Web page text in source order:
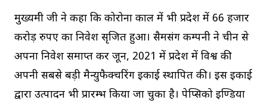
मुख्यमंत्री जी ने कहा कि कोरोना काल में भी प्रदेश में 66 हजार
करोड़ रुपए का निवेश सृजित हुआ। सैमसंग कम्पनी ने चीन से
अपना निवेश समाप्त कर जून, 2021 में प्रदेश में विश्व की
अपनी सबसे बड़ी मैन्युफैक्चरिंग इकाई स्थापित की। इस इकाई
द्वारा उत्पादन भी प्रारम्भ किया जा चुका है। पेप्सिको इण्डिया